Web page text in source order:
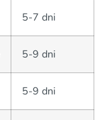
5-7 dni
5-9 dni
5-9 dni